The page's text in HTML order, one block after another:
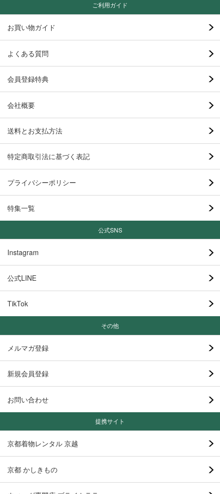
ご利用ガイド
お買い物ガイド
よくある質問
会員登録特典
会社概要
送料とお支払方法
特定商取引法に基づく表記
プライバシーポリシー
特集一覧
公式SNS
Instagram
公式LINE
TikTok
その他
メルマガ登録
新規会員登録
お問い合わせ
提携サイト
京都着物レンタル 京越
京都 かしきもの